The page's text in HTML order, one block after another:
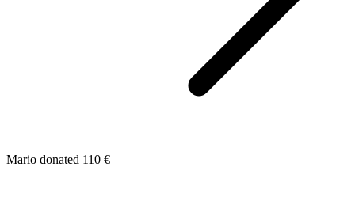
Mario donated 110 €